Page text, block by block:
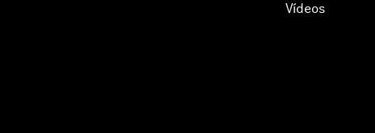
Vídeos